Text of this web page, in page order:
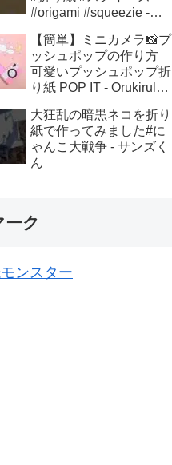
#origami #squeezie -
折り紙♪
【簡単】ミニカメラ📸プ
ッシュポップの作り方
可愛いプッシュポップ折
り紙 POP IT - Orukirulab
大狂乱の暗黒ネコを折り
紙で作ってみました#に
ゃんこ大戦争 - サンズく
ん
ーク
ンスター